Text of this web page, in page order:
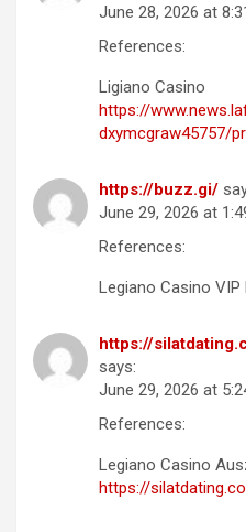
June 28, 2026 at
References:
Ligiano Casino
https://
dxymcgraw45757/
https://buzz.gi/
June 29, 2026 at
References:
Legiano Casino VIP
https://
says:
June 29, 2026 at
References:
Legiano Casino
https://